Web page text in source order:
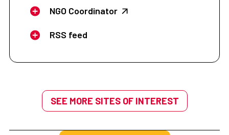
NGO Coordinator
RSS feed
SEE MORE SITES OF INTEREST